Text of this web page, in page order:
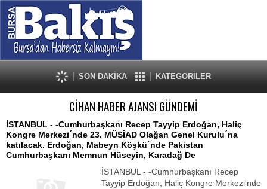
SON DAKİKA KATEGORİLER
CİHAN HABER AJANSI GÜNDEMİ
İSTANBUL - -Cumhurbaşkanı Recep Tayyip Erdoğan, Haliç
Kongre Merkezi´nde 23. MÜSİAD Olağan Genel Kurulu´na
katılacak. Erdoğan, Mabeyn Köşkü´nde Pakistan
Cumhurbaşkanı Memnun Hüseyin, Karadağ De
İSTANBUL - -Cumhurbaşkanı Recep
Tayyip Erdoğan, Haliç Kongre Merkezi'nde